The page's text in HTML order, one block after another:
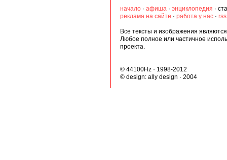
начало · афиша · энциклопедия ·
реклама на сайте · работа у нас ·
Все тексты и изображения
Любое полное или частичное
проекта.
© 44100Hz · 1998-2012
© design: ally design · 2004